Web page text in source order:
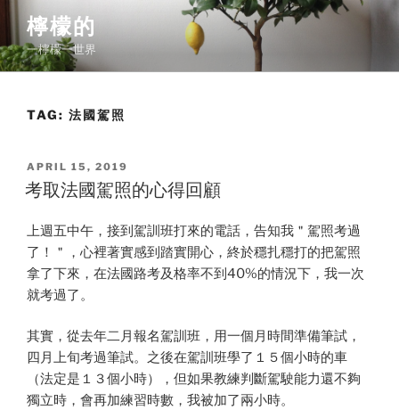
content
檸檬的
一檸檬一世界
TAG: 法國駕照
POSTED
ON
APRIL 15, 2019
考取法國駕照的心得回顧
上週五中午，接到駕訓班打來的電話，告知我＂駕照考過
了！＂，心裡著實感到踏實開心，終於穩扎穩打的把駕照
拿了下來，在法國路考及格率不到40%的情況下，我一次
就考過了。
其實，從去年二月報名駕訓班，用一個月時間準備筆試，
四月上旬考過筆試。之後在駕訓班學了１５個小時的車
（法定是１３個小時），但如果教練判斷駕駛能力還不夠
獨立時，會再加練習時數，我被加了兩小時。